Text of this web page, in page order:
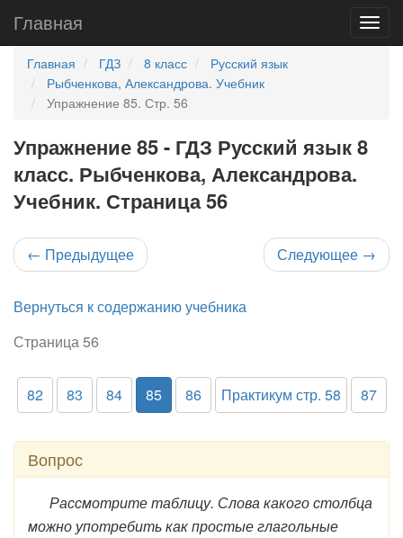
Главная
Главная ГДЗ 8 класс
Русский язык
Рыбченкова, Александрова. Учебник
Упражнение 85. Стр. 56
Упражнение 85 - ГДЗ Русский язык 8
класс. Рыбченкова, Александрова.
Учебник. Страница 56
← Предыдущее Следующее →
Вернуться к содержанию учебника
Страница 56
82 83 84 85 86 Практикум стр. 58 87
Вопрос
Рассмотрите таблицу. Слова какого столбца
можно употребить как простые глагольные